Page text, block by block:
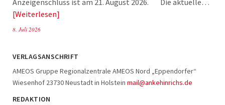
Weiterlesen
8. Juli 2026
VERLAGSANSCHRIFT
AMEOS Gruppe Regionalzentrale AMEOS Nord „Eppendorfer“
Wiesenhof 23730 Neustadt in Holstein mail@ankehinrichs.de
REDAKTION